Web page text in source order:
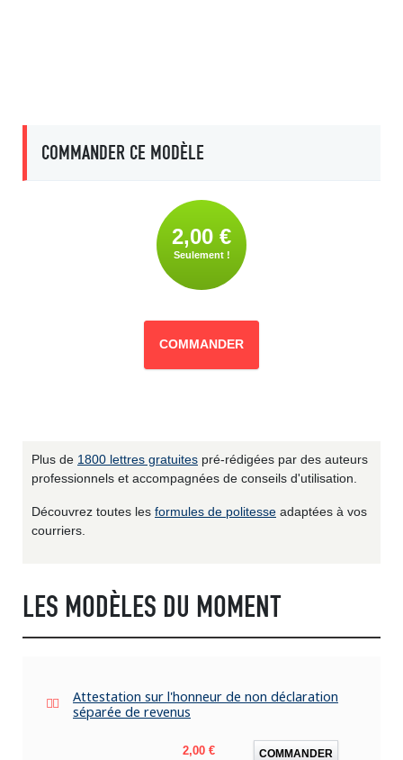
COMMANDER CE MODÈLE
2,00 €
Seulement !
COMMANDER
Plus de 1800 lettres gratuites pré-rédigées par des auteurs
professionnels et accompagnées de conseils d'utilisation.
Découvrez toutes les formules de politesse adaptées à vos
courriers.
LES MODÈLES DU MOMENT
Attestation sur l'honneur de non déclaration
séparée de revenus
Prix
2,00 € COMMANDER